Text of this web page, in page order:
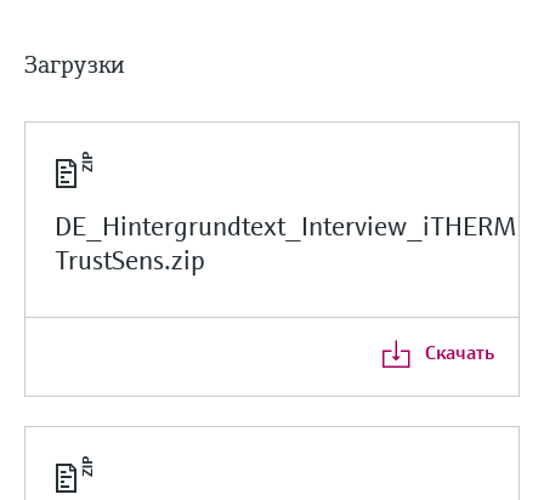
Загрузки
DE_Hintergrundtext_Interview_iTHERM
TrustSens.zip
Скачать